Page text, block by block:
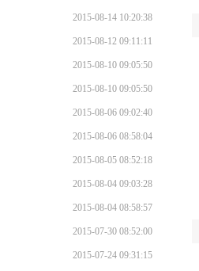
2015-08-14 10:20:38
2015-08-12 09:11:11
2015-08-10 09:05:50
2015-08-10 09:05:50
2015-08-06 09:02:40
2015-08-06 08:58:04
2015-08-05 08:52:18
2015-08-04 09:03:28
2015-08-04 08:58:57
2015-07-30 08:52:00
2015-07-24 09:31:15